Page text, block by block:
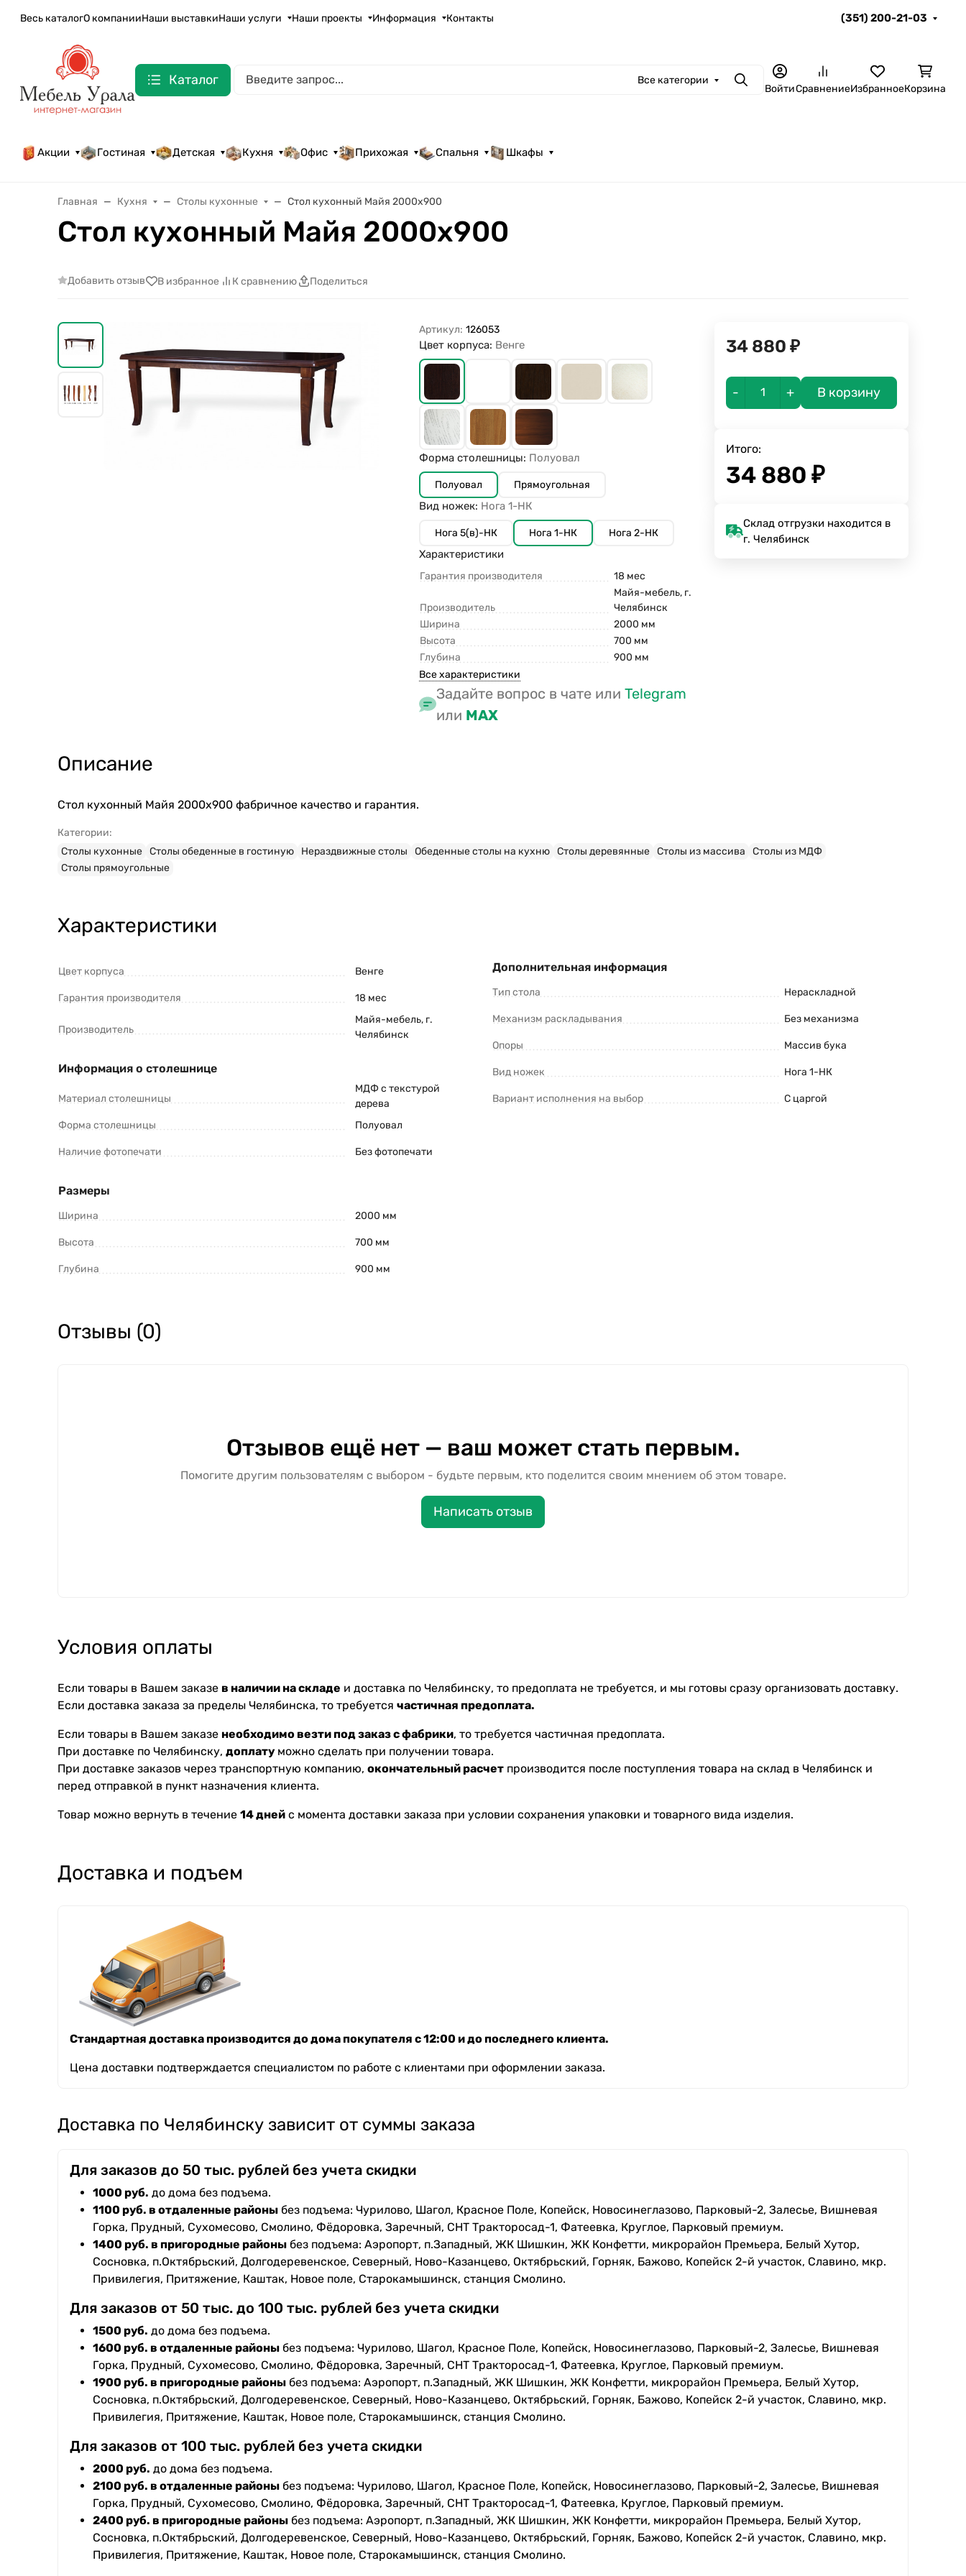
Весь каталогО компанииНаши выставкиНаши услуги Наши проекты Информация Контакты (351) 200-21-03
Каталог Все категории ПоискВойтиСравнениеИзбранноеКорзина
Акции Гостиная Детская Кухня Офис Прихожая Спальня Шкафы
Главная Кухня Столы кухонные Стол кухонный Майя 2000х900
Стол кухонный Майя 2000х900
Добавить отзыв В избранное К сравнению Поделиться
Артикул: 126053
Цвет корпуса: Венге
Форма столешницы: Полуовал
Полуовал Прямоугольная
Вид ножек: Нога 1-НК
Нога 5(в)-НК Нога 1-НК Нога 2-НК
Характеристики
Гарантия производителя 18 мес
Производитель
Майя-мебель, г.
Челябинск
Ширина
2000 мм
Высота
700 мм
Глубина
900 мм
Все характеристики
Задайте вопрос в чате илиTelegram
или MAX
34 880 ₽
- + В корзину
Итого:
34 880 ₽
Склад отгрузки находится в
г. Челябинск
Описание
Стол кухонный Майя 2000х900 фабричное качество и гарантия.
Категории:
Столы кухонные Столы обеденные в гостиную Нераздвижные столы Обеденные столы на кухню Столы деревянные Столы из массива
Столы из МДФ
Столы прямоугольные
Характеристики
Цвет корпуса Венге
Гарантия производителя 18 мес
Производитель
Майя-мебель, г.
Челябинск
Информация о столешнице
Материал столешницы
МДФ с текстурой
дерева
Форма столешницы
Полуовал
Наличие фотопечати Без фотопечати
Размеры
Ширина 2000 мм
Высота 700 мм
Глубина 900 мм
Дополнительная информация
Тип стола Нераскладной
Механизм раскладывания Без механизма
Опоры Массив бука
Вид ножек Нога 1-НК
Вариант исполнения на выбор С царгой
Отзывы (0)
Отзывов ещё нет — ваш может стать первым.
Помогите другим пользователям с выбором - будьте первым, кто поделится своим мнением об этом товаре.
Написать отзыв
Условия оплаты
Если товары в Вашем заказе в наличии на складе и доставка по Челябинску, то предоплата не требуется, и мы готовы сразу организовать доставку.
Если доставка заказа за пределы Челябинска, то требуется частичная предоплата.
Если товары в Вашем заказе необходимо везти под заказ с фабрики, то требуется частичная предоплата.
При доставке по Челябинску, доплату можно сделать при получении товара.
При доставке заказов через транспортную компанию, окончательный расчет производится после поступления товара на склад в Челябинск и
перед отправкой в пункт назначения клиента.
Товар можно вернуть в течение 14 дней с момента доставки заказа при условии сохранения упаковки и товарного вида изделия.
Доставка и подъем
Стандартная доставка производится до дома покупателя с 12:00 и до последнего клиента.
Цена доставки подтверждается специалистом по работе с клиентами при оформлении заказа.
Доставка по Челябинску зависит от суммы заказа
Для заказов до 50 тыс. рублей без учета скидки
1000 руб. до дома без подъема.
1100 руб. в отдаленные районы без подъема: Чурилово, Шагол, Красное Поле, Копейск, Новосинеглазово, Парковый-2, Залесье, Вишневая
Горка, Прудный, Сухомесово, Смолино, Фёдоровка, Заречный, СНТ Тракторосад-1, Фатеевка, Круглое, Парковый премиум.
1400 руб. в пригородные районы без подъема: Аэропорт, п.Западный, ЖК Шишкин, ЖК Конфетти, микрорайон Премьера, Белый Хутор,
Сосновка, п.Октябрьский, Долгодеревенское, Северный, Ново-Казанцево, Октябрьский, Горняк, Бажово, Копейск 2-й участок, Славино, мкр.
Привилегия, Притяжение, Каштак, Новое поле, Старокамышинск, станция Смолино.
Для заказов от 50 тыс. до 100 тыс. рублей без учета скидки
1500 руб. до дома без подъема.
1600 руб. в отдаленные районы без подъема: Чурилово, Шагол, Красное Поле, Копейск, Новосинеглазово, Парковый-2, Залесье, Вишневая
Горка, Прудный, Сухомесово, Смолино, Фёдоровка, Заречный, СНТ Тракторосад-1, Фатеевка, Круглое, Парковый премиум.
1900 руб. в пригородные районы без подъема: Аэропорт, п.Западный, ЖК Шишкин, ЖК Конфетти, микрорайон Премьера, Белый Хутор,
Сосновка, п.Октябрьский, Долгодеревенское, Северный, Ново-Казанцево, Октябрьский, Горняк, Бажово, Копейск 2-й участок, Славино, мкр.
Привилегия, Притяжение, Каштак, Новое поле, Старокамышинск, станция Смолино.
Для заказов от 100 тыс. рублей без учета скидки
2000 руб. до дома без подъема.
2100 руб. в отдаленные районы без подъема: Чурилово, Шагол, Красное Поле, Копейск, Новосинеглазово, Парковый-2, Залесье, Вишневая
Горка, Прудный, Сухомесово, Смолино, Фёдоровка, Заречный, СНТ Тракторосад-1, Фатеевка, Круглое, Парковый премиум.
2400 руб. в пригородные районы без подъема: Аэропорт, п.Западный, ЖК Шишкин, ЖК Конфетти, микрорайон Премьера, Белый Хутор,
Сосновка, п.Октябрьский, Долгодеревенское, Северный, Ново-Казанцево, Октябрьский, Горняк, Бажово, Копейск 2-й участок, Славино, мкр.
Привилегия, Притяжение, Каштак, Новое поле, Старокамышинск, станция Смолино.